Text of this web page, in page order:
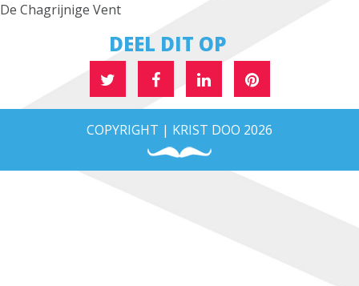
De Chagrijnige Vent
DEEL DIT OP
COPYRIGHT | KRIST DOO 2026